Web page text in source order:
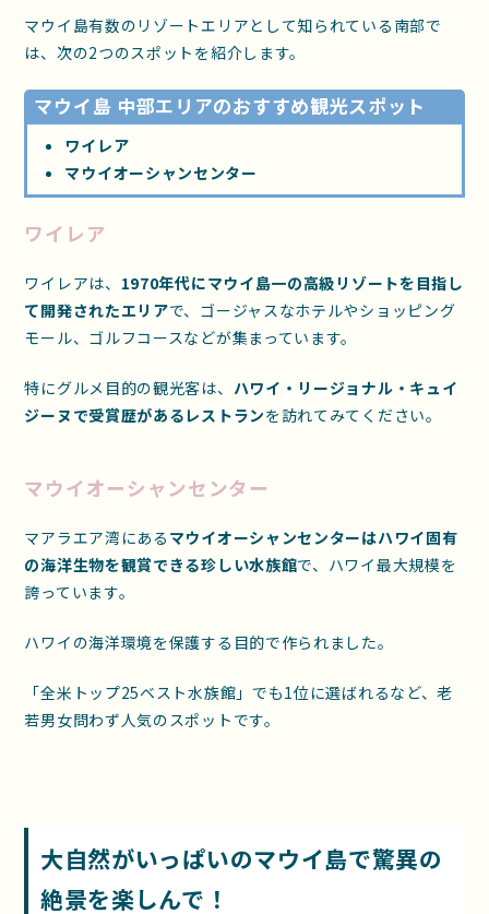
マウイ島有数のリゾートエリアとして知られている南部で
は、次の2つのスポットを紹介します。
マウイ島 中部エリアのおすすめ観光スポット
ワイレア
マウイオーシャンセンター
ワイレア
ワイレアは、 1970年代にマウイ島一の高級リゾートを目指し
て開発されたエリアで、ゴージャスなホテルやショッピング
モール、ゴルフコースなどが集まっています。
特にグルメ目的の観光客は、 ハワイ・リージョナル・キュイ
ジーヌで受賞歴があるレストランを訪れてみてください。
マウイオーシャンセンター
マアラエア湾にある マウイオーシャンセンターはハワイ固有
の海洋生物を観賞できる珍しい水族館で、ハワイ最大規模を
誇っています。
ハワイの海洋環境を保護する目的で作られました。
「全米トップ25ベスト水族館」でも1位に選ばれるなど、老
若男女問わず人気のスポットです。
大自然がいっぱいのマウイ島で驚異の
絶景を楽しんで！